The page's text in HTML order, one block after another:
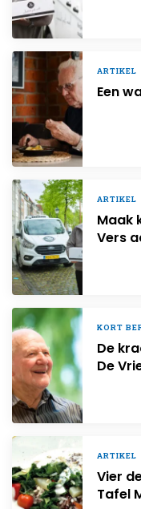
ARTIKEL
Een
ARTIKEL
Maak
Vers
KORT
De
De
ARTIKEL
Vier
Tafel